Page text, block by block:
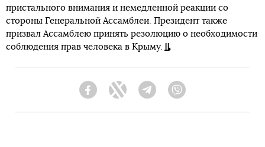
пристального внимания и немедленной реакции со
стороны Генеральной Ассамблеи. Президент также
призвал Ассамблею принять резолюцию о необходимости
соблюдения прав человека в Крыму.
FacebookTwitter Telegram